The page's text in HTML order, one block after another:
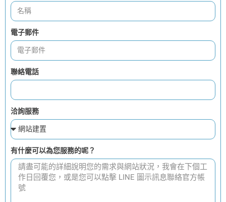
電子郵件
聯絡電話
洽詢服務
有什麼可以為您服務的呢？